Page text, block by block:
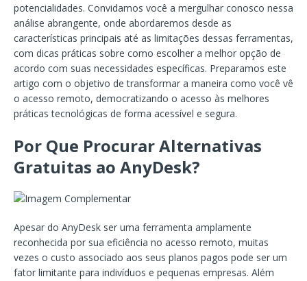
potencialidades. Convidamos você a mergulhar conosco nessa
análise abrangente, onde abordaremos desde as
características principais até as limitações dessas ferramentas,
com dicas práticas sobre como escolher a melhor opção de
acordo com suas necessidades específicas. Preparamos este
artigo com o objetivo de transformar a maneira como você vê
o acesso remoto, democratizando o acesso às melhores
práticas tecnológicas de forma acessível e segura.
Por Que Procurar Alternativas
Gratuitas ao AnyDesk?
Apesar do AnyDesk ser uma ferramenta amplamente
reconhecida por sua eficiência no acesso remoto, muitas
vezes o custo associado aos seus planos pagos pode ser um
fator limitante para indivíduos e pequenas empresas. Além